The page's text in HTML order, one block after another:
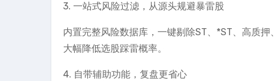
3. 一站式风险过滤，从源头规避暴雷股
内置完整风险数据库，一键剔除ST、*ST、高质押
大幅降低选股踩雷概率。
4. 自带辅助功能，复盘更省心